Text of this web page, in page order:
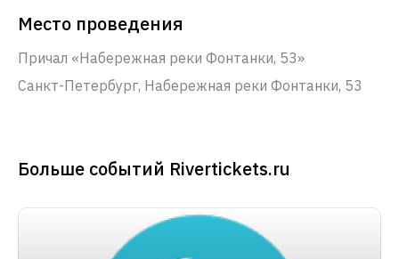
Место проведения
Причал «Набережная реки Фонтанки, 53»
Санкт-Петербург, Набережная реки Фонтанки, 53
Больше событий Rivertickets.ru